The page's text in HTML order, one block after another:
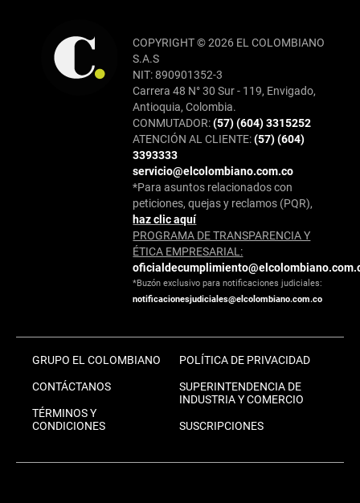
COPYRIGHT © 2026 EL COLOMBIANO
S.A.S
NIT: 890901352-3
Carrera 48 N° 30 Sur - 119, Envigado,
Antioquia, Colombia.
CONMUTADOR:(57) (604) 3315252
ATENCIÓN AL CLIENTE:(57) (604)
3393333
servicio@elcolombiano.com.co
*Para asuntos relacionados con
peticiones, quejas y reclamos (PQR),
haz clic aquí
PROGRAMA DE TRANSPARENCIA Y
ÉTICA EMPRESARIAL:
*Buzón exclusivo para notificaciones judiciales:
notificacionesjudiciales@elcolombiano.com.co
GRUPO EL COLOMBIANO
CONTÁCTANOS
TÉRMINOS Y
CONDICIONES
POLÍTICA DE PRIVACIDAD
SUPERINTENDENCIA DE
INDUSTRIA Y COMERCIO
SUSCRIPCIONES